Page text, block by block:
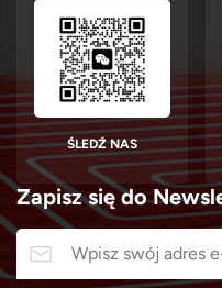
Zapisz się do
ŚLEDŹ NAS